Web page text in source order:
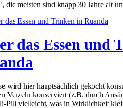
die meisten sind knapp 30 Jahre alt
das Essen und
wird hier hauptsächlich gekocht
Verzehr konserviert (z.B. durch
Pili vielleicht, was in Wirklichkeit